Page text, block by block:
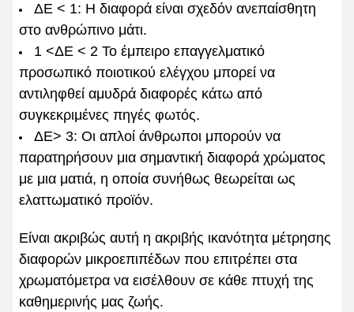
ΔE < 1: Η διαφορά είναι σχεδόν ανεπαίσθητη
στο ανθρώπινο μάτι.
1 <ΔE < 2 Το έμπειρο επαγγελματικό
προσωπικό ποιοτικού ελέγχου μπορεί να
αντιληφθεί αμυδρά διαφορές κάτω από
συγκεκριμένες πηγές φωτός.
ΔΕ> 3: Οι απλοί άνθρωποι μπορούν να
παρατηρήσουν μια σημαντική διαφορά χρώματος
με μια ματιά, η οποία συνήθως θεωρείται ως
ελαττωματικό προϊόν.
Είναι ακριβώς αυτή η ακριβής ικανότητα μέτρησης
διαφορών μικροεπιπέδων που επιτρέπει στα
χρωματόμετρα να εισέλθουν σε κάθε πτυχή της
καθημερινής μας ζωής.